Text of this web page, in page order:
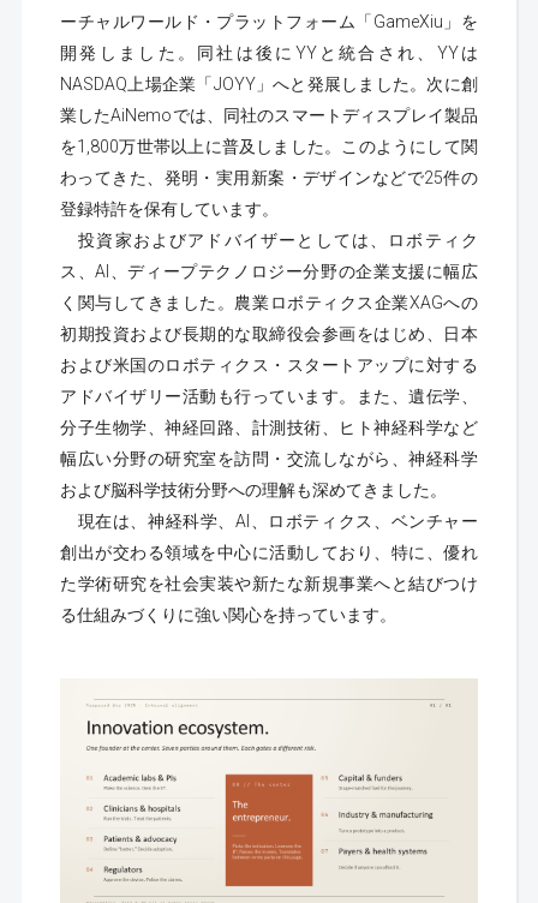
ーチャルワールド・プラットフォーム「GameXiu」を
開発しました。同社は後にYYと統合され、YYは
NASDAQ上場企業「JOYY」へと発展しました。次に創
業したAiNemoでは、同社のスマートディスプレイ製品
を1,800万世帯以上に普及しました。このようにして関
わってきた、発明・実用新案・デザインなどで25件の
登録特許を保有しています。
投資家およびアドバイザーとしては、ロボティク
ス、AI、ディープテクノロジー分野の企業支援に幅広
く関与してきました。農業ロボティクス企業XAGへの
初期投資および長期的な取締役会参画をはじめ、日本
および米国のロボティクス・スタートアップに対する
アドバイザリー活動も行っています。また、遺伝学、
分子生物学、神経回路、計測技術、ヒト神経科学など
幅広い分野の研究室を訪問・交流しながら、神経科学
および脳科学技術分野への理解も深めてきました。
現在は、神経科学、AI、ロボティクス、ベンチャー
創出が交わる領域を中心に活動しており、特に、優れ
た学術研究を社会実装や新たな新規事業へと結びつけ
る仕組みづくりに強い関心を持っています。